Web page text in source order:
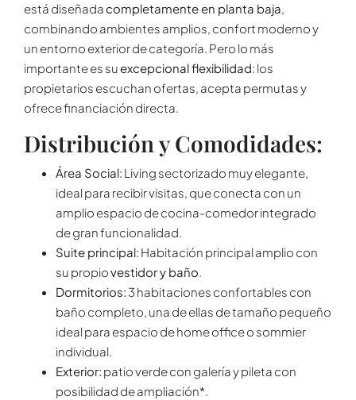
está diseñadacompletamente en planta baja,
combinando ambientes amplios, confort moderno y
un entorno exterior de categoría. Pero lo más
importante es suexcepcional flexibilidad: los
propietarios escuchan ofertas, acepta permutas y
ofrece financiación directa.
Distribución y Comodidades:
Área Social: Living sectorizado muy elegante,
ideal para recibir visitas, que conecta con un
amplio espacio de cocina-comedor integrado
de gran funcionalidad.
Suite principal: Habitación principal amplio con
su propiovestidor y baño.
Dormitorios:3 habitaciones confortables con
baño completo, una de ellas de tamaño pequeño
ideal para espacio de home office o sommier
individual.
Exterior: patio verde con galería y pileta con
posibilidad de ampliación*.